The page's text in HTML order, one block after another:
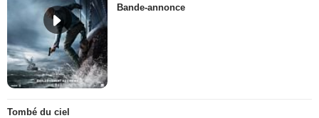
Bande-annonce
Tombé du ciel